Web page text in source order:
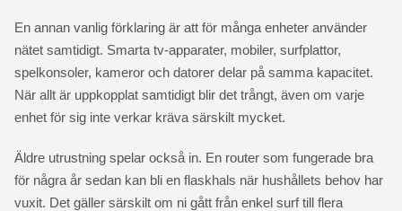
En annan vanlig förklaring är att för många enheter använder
nätet samtidigt. Smarta tv-apparater, mobiler, surfplattor,
spelkonsoler, kameror och datorer delar på samma kapacitet.
När allt är uppkopplat samtidigt blir det trångt, även om varje
enhet för sig inte verkar kräva särskilt mycket.
Äldre utrustning spelar också in. En router som fungerade bra
för några år sedan kan bli en flaskhals när hushållets behov har
vuxit. Det gäller särskilt om ni gått från enkel surf till flera